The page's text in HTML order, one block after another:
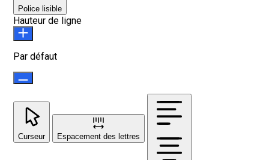
Police lisible
Hauteur de ligne
Par défaut
Curseur Espacement des lettres